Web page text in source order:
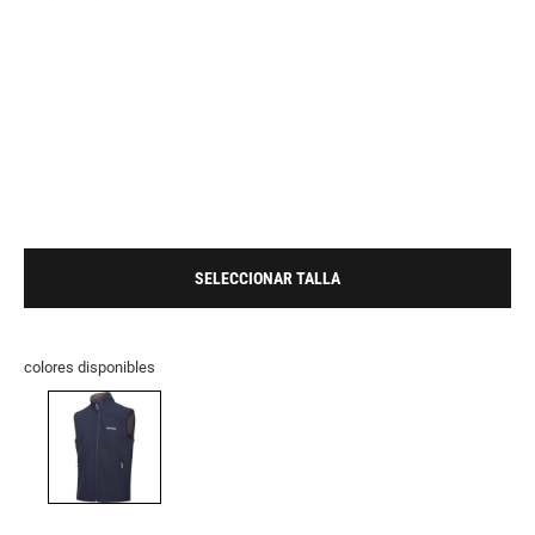
SELECCIONAR TALLA
colores disponibles